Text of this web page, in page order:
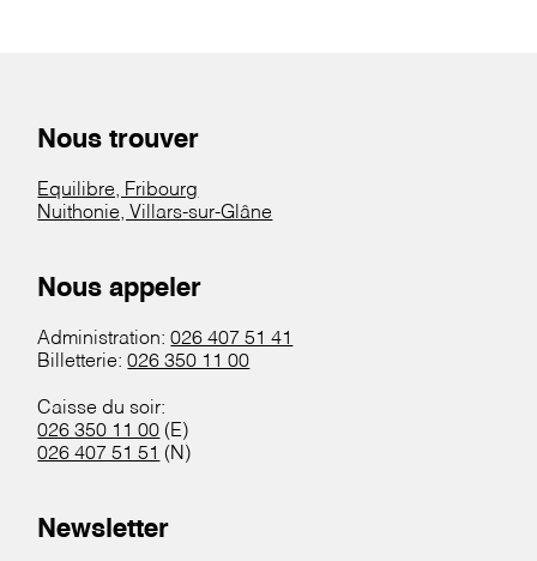
Nous trouver
Equilibre, Fribourg
Nuithonie, Villars-sur-Glâne
Nous appeler
Administration:026 407 51 41
Billetterie:026 350 11 00
Caisse du soir:
026 350 11 00 (E)
026 407 51 51 (N)
Newsletter